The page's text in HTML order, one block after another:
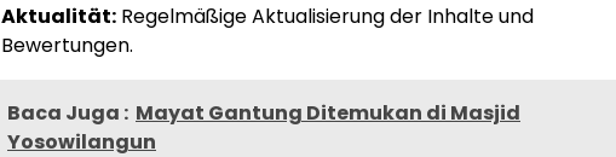
Aktualität: Regelmäßige Aktualisierung der Inhalte und
Bewertungen.
Baca Juga : Mayat Gantung Ditemukan di Masjid
Yosowilangun